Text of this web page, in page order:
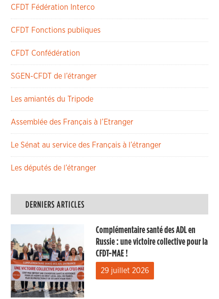
CFDT Fédération Interco
CFDT Fonctions publiques
CFDT Confédération
SGEN-CFDT de l’étranger
Les amiantés du Tripode
Assemblée des Français à l’Etranger
Le Sénat au service des Français à l’étranger
Les députés de l’étranger
DERNIERS ARTICLES
Complémentaire santé des ADL en
Russie : une victoire collective pour la
CFDT-MAE !
29 juillet 2026